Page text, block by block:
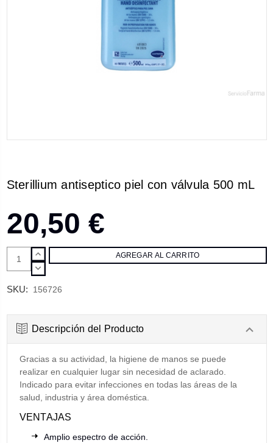
Sterillium antiseptico piel con válvula 500 mL
20,50 €
AUMENTAR
CANTIDAD:
DISMINUIR
SKU: 156726
Descripción del Producto
Gracias a su actividad, la higiene de manos se puede
realizar en cualquier lugar sin necesidad de aclarado.
Indicado para evitar infecciones en todas las áreas de la
salud, industria y área doméstica.
VENTAJAS
Amplio espectro de acción.